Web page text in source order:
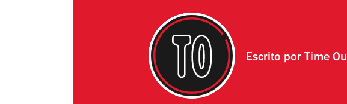
Escrito por Time